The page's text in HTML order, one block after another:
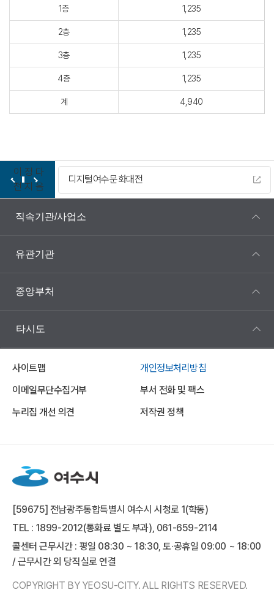
1층 1,235
2층 1,235
3층 1,235
4층 1,235
계 4,940
이
전
정
지
다
음
디지털여수문화대전
직속기관/사업소
유관기관
중앙부처
타시도
사이트맵
개인정보처리방침
이메일무단수집거부
부서 전화 및 팩스
누리집 개선 의견
저작권 정책
[59675] 전남광주통합특별시 여수시 시청로 1(학동)
TEL : 1899-2012(통화료 별도 부과), 061-659-2114
콜센터 근무시간 : 평일 08:30 ~ 18:30, 토·공휴일 09:00 ~ 18:00
/ 근무시간 외 당직실로 연결
COPYRIGHT BY YEOSU-CITY. ALL RIGHTS RESERVED.